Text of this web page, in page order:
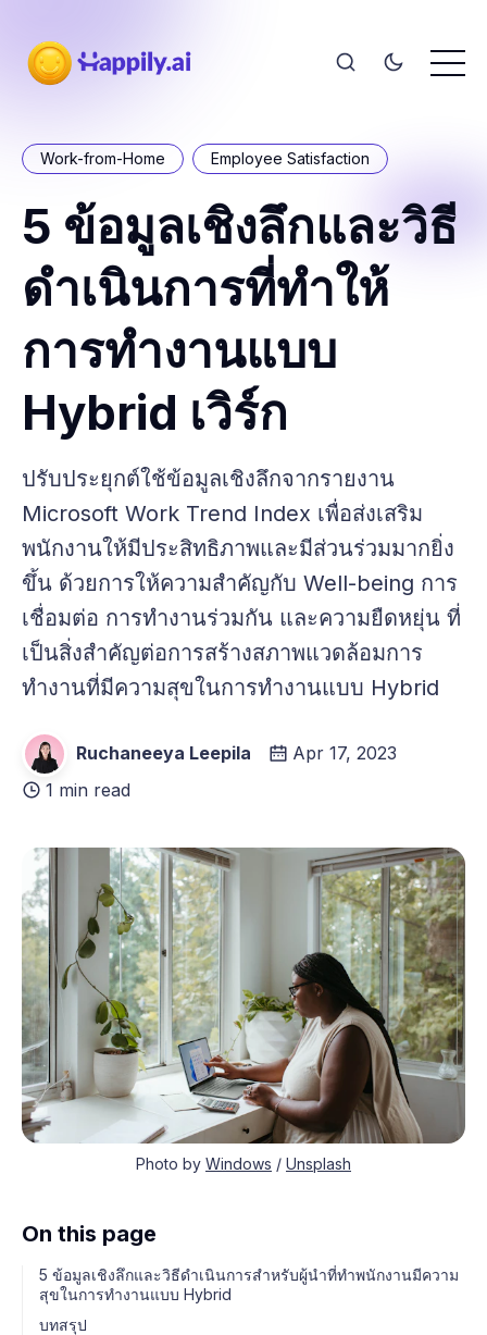
Work-from-Home Employee Satisfaction
5 ข้อมูลเชิงลึกและวิธี
ดำเนินการที่ทำให้
การทำงานแบบ
Hybrid เวิร์ก
ปรับประยุกต์ใช้ข้อมูลเชิงลึกจากรายงาน
Microsoft Work Trend Index เพื่อส่งเสริม
พนักงานให้มีประสิทธิภาพและมีส่วนร่วมมากยิ่ง
ขึ้น ด้วยการให้ความสำคัญกับ Well-being การ
เชื่อมต่อ การทำงานร่วมกัน และความยืดหยุ่น ที่
เป็นสิ่งสำคัญต่อการสร้างสภาพแวดล้อมการ
ทำงานที่มีความสุขในการทำงานแบบ Hybrid
Ruchaneeya Leepila
Apr 17, 2023
1 min read
Photo by Windows / Unsplash
On this page
5 ข้อมูลเชิงลึกและวิธีดำเนินการสำหรับผู้นำที่ทำพนักงานมีความ
สุขในการทำงานแบบ Hybrid
บทสรุป